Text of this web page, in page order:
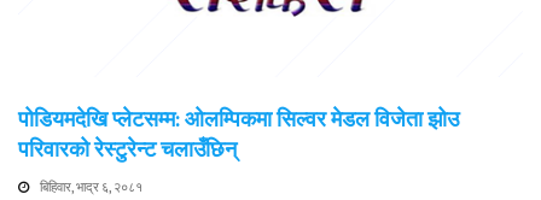
पोडियमदेखि प्लेटसम्म: ओलम्पिकमा सिल्वर मेडल विजेता झोउ
परिवारको रेस्टुरेन्ट चलाउँछिन्
बिहिवार, भाद्र ६, २०८१